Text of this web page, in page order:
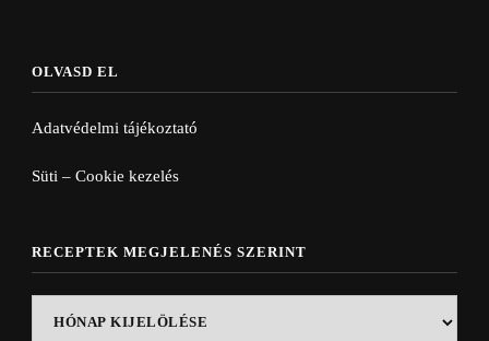
OLVASD EL
Adatvédelmi tájékoztató
Süti – Cookie kezelés
RECEPTEK MEGJELENÉS SZERINT
Receptek